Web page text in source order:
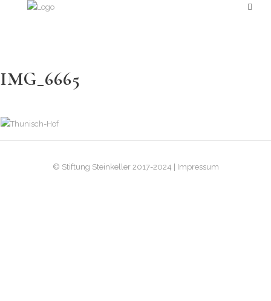
IMG_6665
© Stiftung Steinkeller 2017-2024 | Impressum